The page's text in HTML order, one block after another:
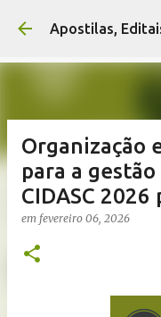
Pular
Apostilas,
Organização
para a
CIDASC
em fevereiro 06, 2026